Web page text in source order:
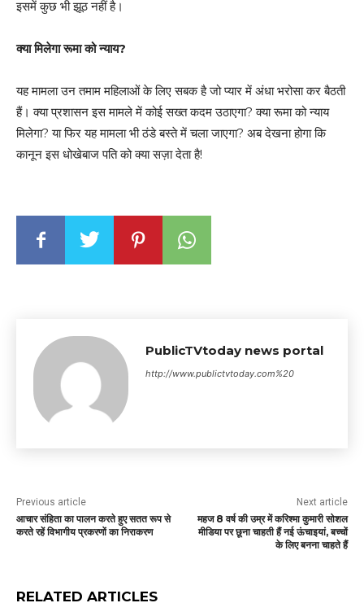
इसमें कुछ भी झूठ नहीं है।
क्या मिलेगा रूमा को न्याय?
यह मामला उन तमाम महिलाओं के लिए सबक है जो प्यार में अंधा भरोसा कर बैठती
हैं। क्या प्रशासन इस मामले में कोई सख्त कदम उठाएगा? क्या रूमा को न्याय
मिलेगा? या फिर यह मामला भी ठंडे बस्ते में चला जाएगा? अब देखना होगा कि
कानून इस धोखेबाज पति को क्या सज़ा देता है!
PublicTVtoday news portal
http://www.publictvtoday.com%20
Previous article
आचार संहिता का पालन करते हुए सतत रूप से
करते रहें विभागीय प्रकरणों का निराकरण
Next article
महज 8 वर्ष की उम्र में करिश्मा कुमारी सोशल
मीडिया पर छूना चाहती हैं नई ऊंचाइयां, बच्चों
के लिए बनना चाहते हैं
RELATED ARTICLES